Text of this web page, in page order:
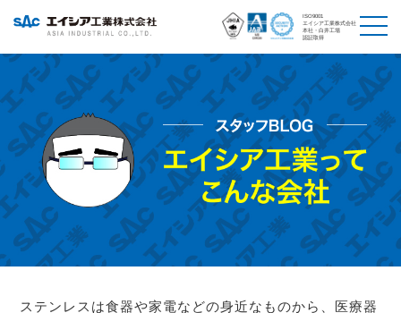
ISO9001
エイシア工業株式会社
本社・白井工場
認証取得
ステンレスは食器や家電などの身近なものから、医療器